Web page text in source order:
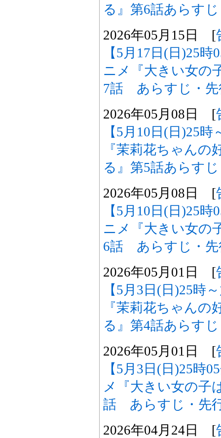
る』第6話あらす
2026年05月15日 [
【5月17日(日)25
ニメ『大きい女の
7話 あらすじ・先
2026年05月08日 [
【5月10日(日)25
『茉莉花ちゃん
る』第5話あらす
2026年05月08日 [
【5月10日(日)25
ニメ『大きい女の
6話 あらすじ・先
2026年05月01日 [
【5月3日(日)25時
『茉莉花ちゃん
る』第4話あらす
2026年05月01日 [
【5月3日(日)25時
メ『大きい女の子
話 あらすじ・先
2026年04月24日 [